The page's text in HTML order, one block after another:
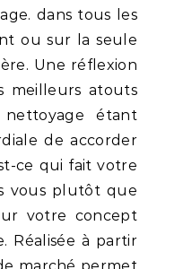
dans tous les
ou sur la seule
Une réflexion
meilleurs atouts
nettoyage étant
de accorder
ce qui fait votre
vous plutôt que
votre concept
Réalisée à partir